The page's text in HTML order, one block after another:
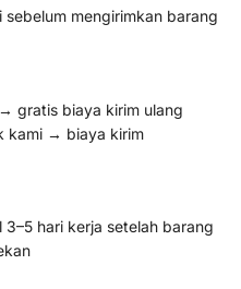
mengirimkan barang
gratis biaya kirim ulang
kami → biaya kirim
hari kerja setelah barang